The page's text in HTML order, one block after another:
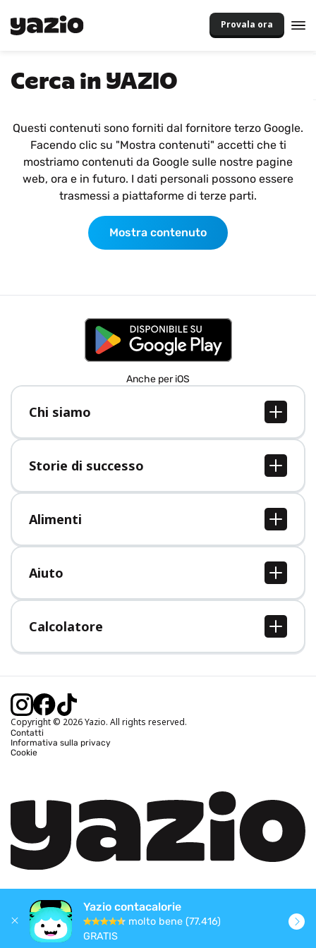
Provala ora
Cerca in YAZIO
Questi contenuti sono forniti dal fornitore terzo Google.
Facendo clic su "Mostra contenuti" accetti che ti
mostriamo contenuti da Google sulle nostre pagine
web, ora e in futuro. I dati personali possono essere
trasmessi a piattaforme di terze parti.
Mostra contenuto
Anche per iOS
Chi siamo
Chi siamo
Lavori
Stampa
Storie di successo
Tutte le storie di successo
Alimenti
Tutti i cibi
Aiuto
Centro assistenza
Calcolatore
Calcolo BMI (IMC)
Calcolo peso ideale
Calcolo calorie bruciate
Copyright © 2026 Yazio. All rights reserved.
Contatti
Informativa sulla privacy
Cookie
Yazio contacalorie
molto bene (77.416)
GRATIS